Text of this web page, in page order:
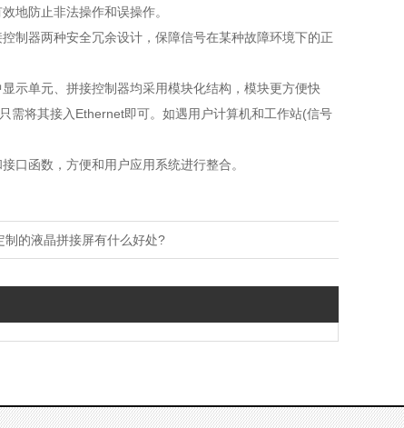
地防止非法操作和误操作。
制器两种安全冗余设计，保障信号在某种故障环境下的正
示单元、拼接控制器均采用模块化结构，模块更方便快
需将其接入Ethernet即可。如遇用户计算机和工作站(信号
口函数，方便和用户应用系统进行整合。
制的液晶拼接屏有什么好处?